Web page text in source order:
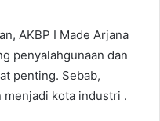
AKBP I Made Arjana
penyalahgunaan dan
penting. Sebab,
menjadi kota industri .